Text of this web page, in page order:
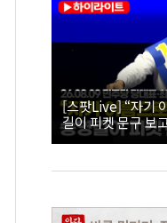
[스팟Live] “자기
길이 피켓 문구 보
더불어민주당 당대